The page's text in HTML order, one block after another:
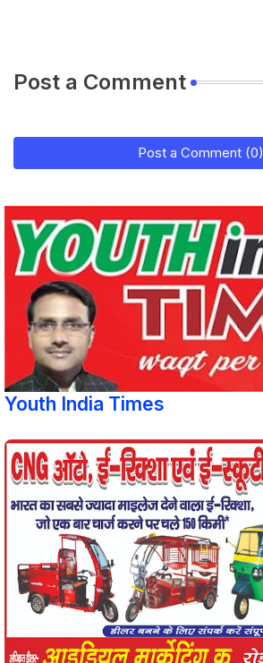
Post a Comment
Post a Comment (0)
Youth India Times